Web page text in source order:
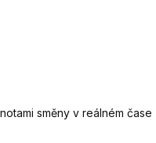
směny v reálném